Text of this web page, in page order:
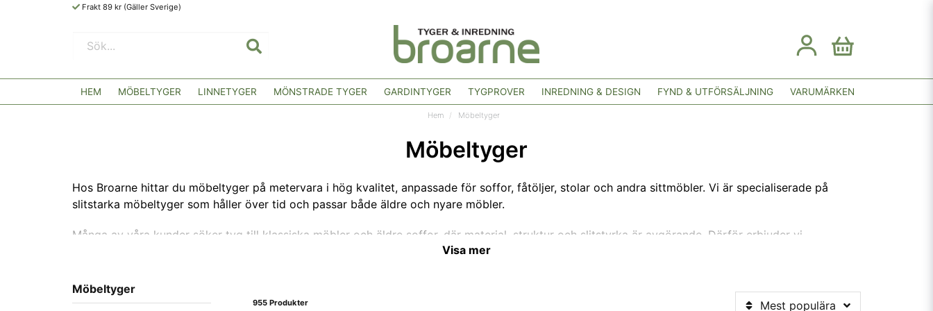
Frakt 89 kr (Gäller Sverige)
HEM MÖBELTYGER LINNETYGER MÖNSTRADE TYGER GARDINTYGER TYGPROVER INREDNING & DESIGN FYND & UTFÖRSÄLJNING VARUMÄRKEN
Hem Möbeltyger
Möbeltyger
Hos Broarne hittar du möbeltyger på metervara i hög kvalitet, anpassade för soffor, fåtöljer, stolar och andra sittmöbler. Vi är specialiserade på
slitstarka möbeltyger som håller över tid och passar både äldre och nyare möbler.
Många av våra kunder söker tyg till klassiska möbler och äldre soffor, där material, struktur och slitstyrka är avgörande. Därför erbjuder vi
möbeltyger i noggrant utvalda kvaliteter, med tydligt angivet martindalevärde för att göra valet tryggt.
Vi har arbetat med tyger och möbeltyger i över 20 år och hjälper gärna till om du är osäker på vilket tyg som passar din möbel. Du är alltid
välkommen att kontakta oss för personlig rådgivning.
Visa mer
Möbeltyger
955 Produkter Mest populära